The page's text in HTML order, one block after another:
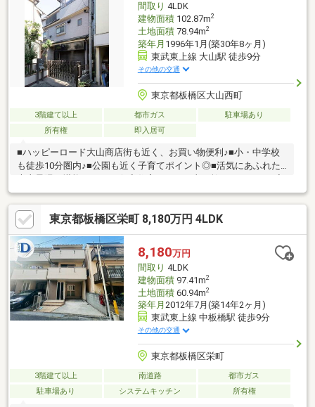
間取り 4LDK
建物面積102.87m2
土地面積78.94m2
築年月 1996年1月(築30年8ヶ月)
東武東上線 大山駅 徒歩9分
その他の交通
東京都板橋区大山西町
3階建て以上 都市ガス
駐車場あり
所有権
即入居可
■ハッピーロード大山商店街も近く、お買い物便利♪■小・中学校
も徒歩10分圏内♪■公園も近く子育てポイント◎■活気にあふれた
大山界隈を堪能できます☆◇住宅ローンの事も教えてくれる？◇
買い替えだけど大丈夫？◇税金の事も教えてくれるの？◇周辺環
境も気になるけど教えてくれるの？などのご相談も承っておりま
す！物件を見る前に住宅ローンのご相談のみご希望の場合もお気
軽にお問合せください♪弊社の信念は、【あなたの未来に＋1】で
す☆あなたの立場で一緒に考えます！些細な事でも是非、お気兼
ねなくお申し付けくださいm(__)m
東京都板橋区栄町 8,180万円 4LDK
8,180万円
間取り 4LDK
建物面積97.41m2
土地面積60.94m2
築年月 2012年7月(築14年2ヶ月)
東武東上線 中板橋駅 徒歩9分
その他の交通
東京都板橋区栄町
3階建て以上 南道路
都市ガス
駐車場あり
システムキッチン 所有権